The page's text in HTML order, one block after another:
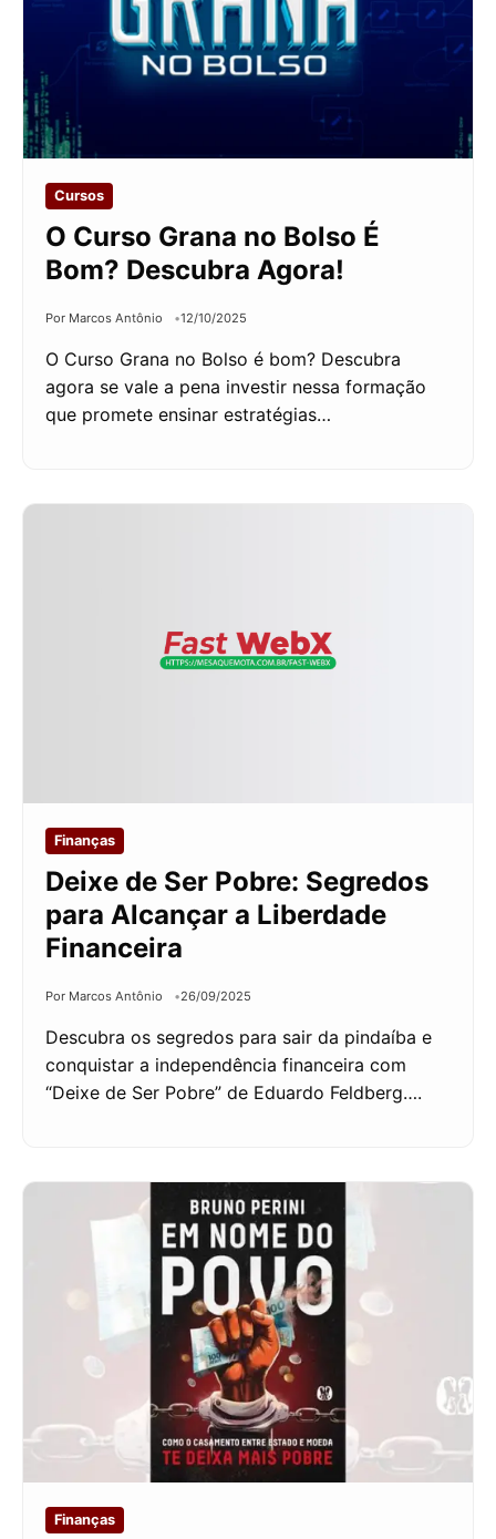
Cursos
O Curso Grana no Bolso É
Bom? Descubra Agora!
Por Marcos Antônio 12/10/2025
O Curso Grana no Bolso é bom? Descubra
agora se vale a pena investir nessa formação
que promete ensinar estratégias…
Finanças
Deixe de Ser Pobre: Segredos
para Alcançar a Liberdade
Financeira
Por Marcos Antônio 26/09/2025
Descubra os segredos para sair da pindaíba e
conquistar a independência financeira com
“Deixe de Ser Pobre” de Eduardo Feldberg….
Finanças